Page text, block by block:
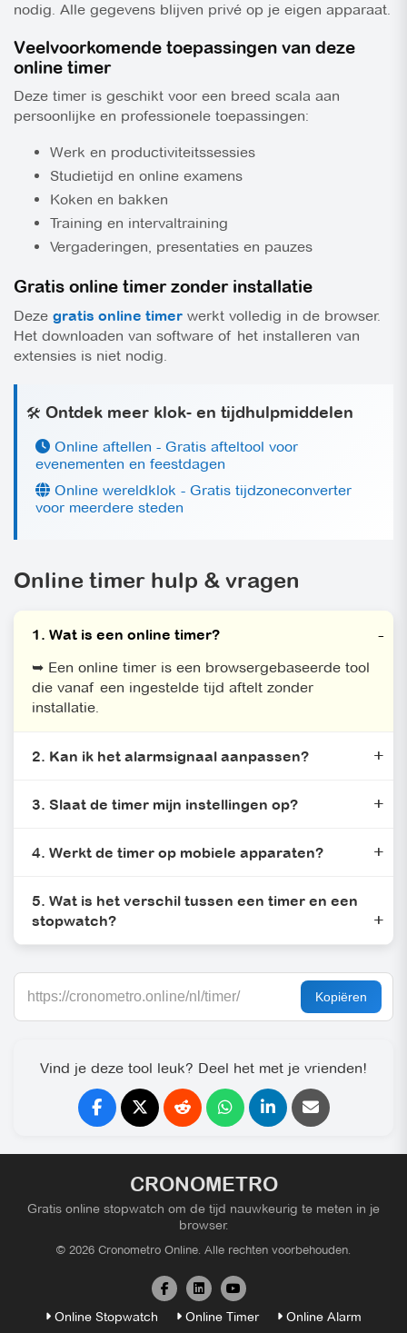
nodig. Alle gegevens blijven privé op je eigen apparaat.
Veelvoorkomende toepassingen van deze
online timer
Deze timer is geschikt voor een breed scala aan
persoonlijke en professionele toepassingen:
Werk en productiviteitssessies
Studietijd en online examens
Koken en bakken
Training en intervaltraining
Vergaderingen, presentaties en pauzes
Gratis online timer zonder installatie
Deze gratis online timer werkt volledig in de browser.
Het downloaden van software of het installeren van
extensies is niet nodig.
🛠️ Ontdek meer klok- en tijdhulpmiddelen
Online aftellen - Gratis afteltool voor
evenementen en feestdagen
Online wereldklok - Gratis tijdzoneconverter
voor meerdere steden
Online timer hulp & vragen
1. Wat is een online timer?
➥ Een online timer is een browsergebaseerde tool
die vanaf een ingestelde tijd aftelt zonder
installatie.
2. Kan ik het alarmsignaal aanpassen?
3. Slaat de timer mijn instellingen op?
4. Werkt de timer op mobiele apparaten?
5. Wat is het verschil tussen een timer en een
stopwatch?
Vind je deze tool leuk? Deel het met je vrienden!
CRONOMETRO
Gratis online stopwatch om de tijd nauwkeurig te meten in je
browser.
© 2026 Cronometro Online. Alle rechten voorbehouden.
Online Stopwatch Online Timer Online Alarm